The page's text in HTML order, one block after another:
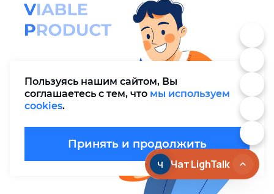
Пользуясь нашим сайтом, Вы
соглашаетесь с тем, что мы используем
cookies.
Принять и продолжить